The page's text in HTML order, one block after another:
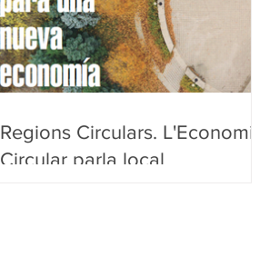
Regions Circulars. L'Economia
Circular parla local